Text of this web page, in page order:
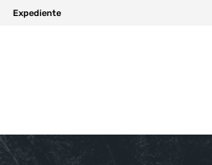
Expediente